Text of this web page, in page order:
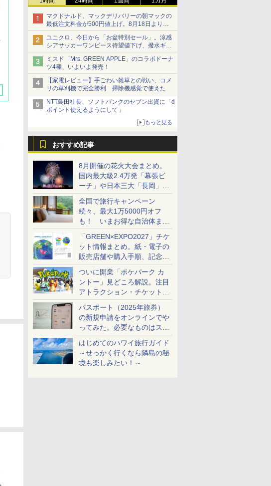
マクドナルド、マックデリバリーの朝マックの
最低注文料金が500円値上げ。8月18日より
1,500円から受付
ユニクロ、今日から「お盆特別セール」。涼感
シアサッカーワンピース待望値下げ、撥水ギア
ショーツは1990円に
ミスド「Mrs. GREEN APPLE」のコラボドーナ
ツ4種、いよいよ発売！
【家電レビュー】手ごわい雑草との戦い、コメ
リの草刈機で完全勝利 掃除機感覚で使えた
NTT島田社長、ソフトバンクのセブン出資に「d
ポイント使えるようにして」
もっと見る
おすすめ記事
8月開催の花火大会まとめ。
国内最大級2.4万発「幕張ビ
ーチ」や日本三大「長岡」な
ど大型イベント目白押し！
全国で旅行キャンペーン
続々、最大1万5000円オフ
も！ いまお得な自治体まと
め
「GREEN×EXPO2027」チケ
ット情報まとめ。紙・電子の
販売店舗や購入手順、記念チ
ケットも解説
ついに開業「ポケパーク カ
ントー」見どころ解説。注目
アトラクション・チケット手
配・来場前に必要な準備は？
パスポート（2025年旅券）
の新規申請をオンラインでや
ってみた。必要なものはスマ
ホとマイナカードのみ
はじめてのハワイ旅行ガイド
～せっかく行くなら隣島の秘
境も楽しみたい！～